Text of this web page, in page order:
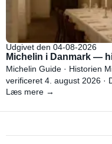
Udgivet den 04-08-2026
Michelin i Danmark —
Michelin Guide · Historien
verificeret 4. august 2026 ·
Læs mere →